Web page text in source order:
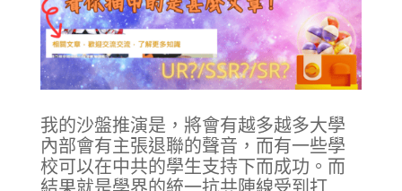
我的沙盤推演是，將會有越多越多大學
內部會有主張退聯的聲音，而有一些學
校可以在中共的學生支持下而成功。而